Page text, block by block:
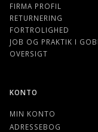
FIRMA PROFIL
RETURNERING
FORTROLIGHED
JOB OG PRAKTIK I
OVERSIGT
KONTO
MIN KONTO
ADRESSEBOG